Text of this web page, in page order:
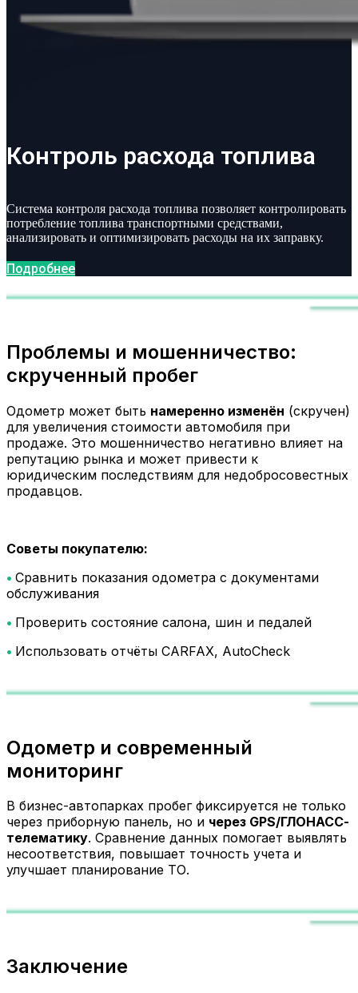
Контроль расхода топлива
Система контроля расхода топлива позволяет контролировать
потребление топлива транспортными средствами,
анализировать и оптимизировать расходы на их заправку.
Подробнее
Проблемы и мошенничество:
скрученный пробег
Одометр может быть намеренно изменён (скручен)
для увеличения стоимости автомобиля при
продаже. Это мошенничество негативно влияет на
репутацию рынка и может привести к
юридическим последствиям для недобросовестных
продавцов.
Советы покупателю:
• Сравнить показания одометра с документами
обслуживания
• Проверить состояние салона, шин и педалей
• Использовать отчёты CARFAX, AutoCheck
Одометр и современный
мониторинг
В бизнес-автопарках пробег фиксируется не только
через приборную панель, но и через GPS/ГЛОНАСС-
телематику. Сравнение данных помогает выявлять
несоответствия, повышает точность учета и
улучшает планирование ТО.
Заключение